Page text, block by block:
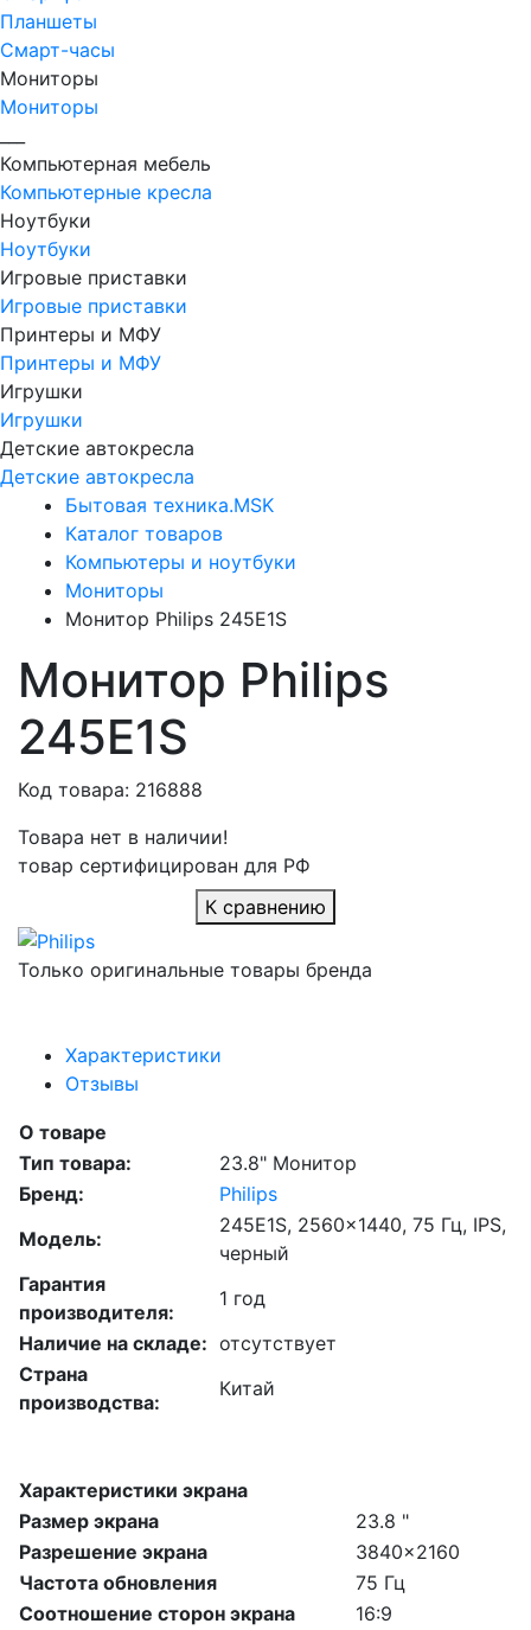
Планшеты
Смарт-часы
Мониторы
Мониторы
Компьютерная мебель
Компьютерные кресла
Ноутбуки
Ноутбуки
Игровые приставки
Игровые приставки
Принтеры и МФУ
Принтеры и МФУ
Игрушки
Игрушки
Детские автокресла
Детские автокресла
Бытовая техника.MSK
Каталог товаров
Компьютеры и ноутбуки
Мониторы
Монитор Philips 245E1S
Монитор Philips
245E1S
Код товара: 216888
Товара нет в наличии!
товар сертифицирован для РФ
К сравнению
Только оригинальные товары бренда
Характеристики
Отзывы
Характеристики экрана
Размер экрана
23.8 "
Разрешение экрана
3840x2160
Частота обновления
75 Гц
Соотношение сторон экрана
16:9
О товаре
Тип товара:
23.8" Монитор
Бренд:
Philips
Модель:
245E1S, 2560x1440, 75 Гц, IPS,
черный
Гарантия
производителя:
1 год
Наличие на складе: отсутствует
Страна
производства:
Китай